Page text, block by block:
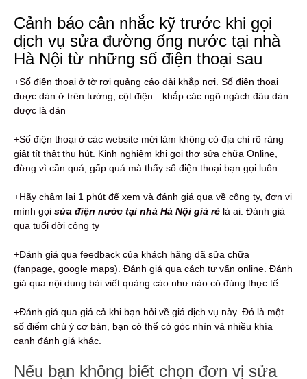
Cảnh báo cân nhắc kỹ trước khi gọi
dịch vụ sửa đường ống nước tại nhà
Hà Nội từ những số điện thoại sau
+Số điện thoại ở tờ rơi quảng cáo dải khắp nơi. Số điện thoại
được dán ở trên tường, cột điện…khắp các ngõ ngách đâu dán
được là dán
+Số điện thoại ở các website mới làm không có địa chỉ rõ ràng
giật tít thật thu hút. Kinh nghiệm khi gọi thợ sửa chữa Online,
đừng vì cần quá, gấp quá mà thấy số điện thoại bạn gọi luôn
+Hãy chậm lại 1 phút để xem và đánh giá qua về công ty, đơn vị
mình gọi sửa điện nước tại nhà Hà Nội giá rẻ là ai. Đánh giá
qua tuổi đời công ty
+Đánh giá qua feedback của khách hãng đã sửa chữa
(fanpage, google maps). Đánh giá qua cách tư vấn online. Đánh
giá qua nội dung bài viết quảng cáo như nào có đúng thực tế
+Đánh giá qua giá cả khi bạn hỏi về giá dịch vụ này. Đó là một
số điểm chú ý cơ bản, bạn có thể có góc nhìn và nhiều khía
cạnh đánh giá khác.
Nếu bạn không biết chọn đơn vị sửa